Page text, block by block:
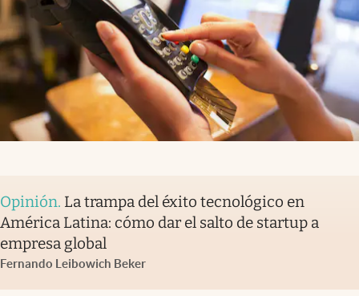
Opinión. La trampa del éxito tecnológico en
América Latina: cómo dar el salto de startup a
empresa global
Fernando Leibowich Beker